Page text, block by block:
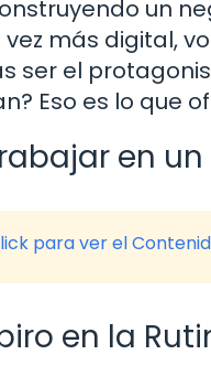
un
más digital,
ser el
Eso es lo que
en
para ver el
en la